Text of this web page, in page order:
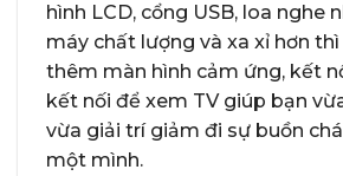
hình LCD, cổng USB, loa nghe
máy chất lượng và xa xỉ hơn
thêm màn hình cảm ứng, kết
kết nối để xem TV giúp bạn
vừa giải trí giảm đi sự buồn
một mình.